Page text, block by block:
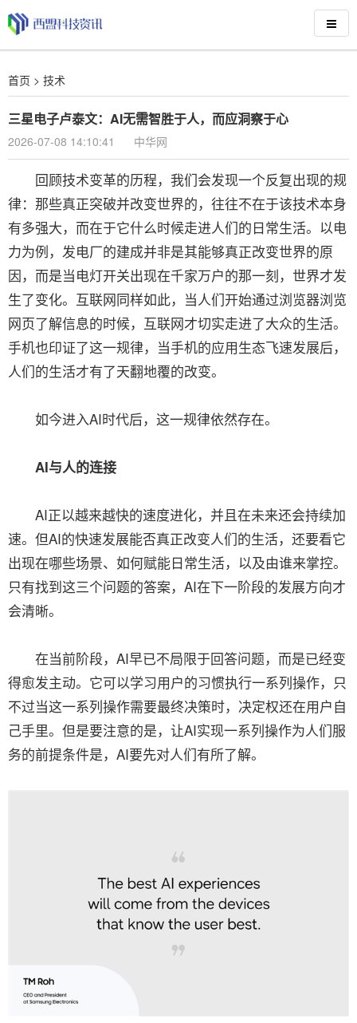
首页 > 技术
三星电子卢泰文：AI无需智胜于人，而应洞察于心
2026-07-08 14:10:41 中华网
回顾技术变革的历程，我们会发现一个反复出现的规
律：那些真正突破并改变世界的，往往不在于该技术本身
有多强大，而在于它什么时候走进人们的日常生活。以电
力为例，发电厂的建成并非是其能够真正改变世界的原
因，而是当电灯开关出现在千家万户的那一刻，世界才发
生了变化。互联网同样如此，当人们开始通过浏览器浏览
网页了解信息的时候，互联网才切实走进了大众的生活。
手机也印证了这一规律，当手机的应用生态飞速发展后，
人们的生活才有了天翻地覆的改变。
如今进入AI时代后，这一规律依然存在。
AI与人的连接
AI正以越来越快的速度进化，并且在未来还会持续加
速。但AI的快速发展能否真正改变人们的生活，还要看它
出现在哪些场景、如何赋能日常生活，以及由谁来掌控。
只有找到这三个问题的答案，AI在下一阶段的发展方向才
会清晰。
在当前阶段，AI早已不局限于回答问题，而是已经变
得愈发主动。它可以学习用户的习惯执行一系列操作，只
不过当这一系列操作需要最终决策时，决定权还在用户自
己手里。但是要注意的是，让AI实现一系列操作为人们服
务的前提条件是，AI要先对人们有所了解。